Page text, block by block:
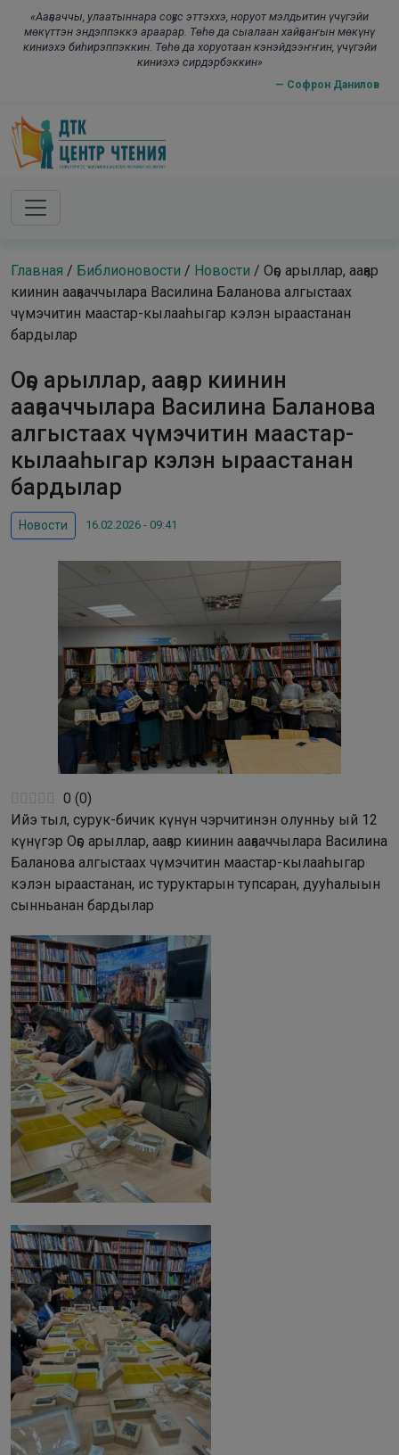
«Ааҕааччы, улаатыннара соҕус эттэххэ, норуот мэлдьитин үчүгэйи
мөкүттэн эндэппэккэ араарар. Төһө да сыалаан хайҕааҥын мөкүнү
киниэхэ биһирэппэккин. Төһө да хоруотаан кэнэйдээҥҥин, үчүгэйи
киниэхэ сирдэрбэккин»
— Софрон Данилов
Skip to main content
Главная / Библионовости / Новости / Оҕо арыллар, ааҕар
киинин ааҕааччылара Василина Баланова алгыстаах
чүмэчитин маастар-кылааһыгар кэлэн ыраастанан
бардылар
Оҕо арыллар, ааҕар киинин
ааҕааччылара Василина Баланова
алгыстаах чүмэчитин маастар-
кылааһыгар кэлэн ыраастанан
бардылар
Новости 16.02.2026 - 09:41
0 (0)
Ийэ тыл, сурук-бичик күнүн чэрчитинэн олунньу ый 12
күнүгэр Оҕо арыллар, ааҕар киинин ааҕааччылара Василина
Баланова алгыстаах чүмэчитин маастар-кылааһыгар
кэлэн ыраастанан, ис туруктарын тупсаран, дууһалыын
сынньанан бардылар